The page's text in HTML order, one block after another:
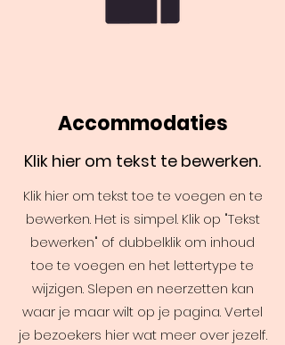
Accommodaties
Klik hier om tekst te bewerken.
Klik hier om tekst toe te voegen en te
bewerken. Het is simpel. Klik op "Tekst
bewerken" of dubbelklik om inhoud
toe te voegen en het lettertype te
wijzigen. Slepen en neerzetten kan
waar je maar wilt op je pagina. Vertel
je bezoekers hier wat meer over jezelf.